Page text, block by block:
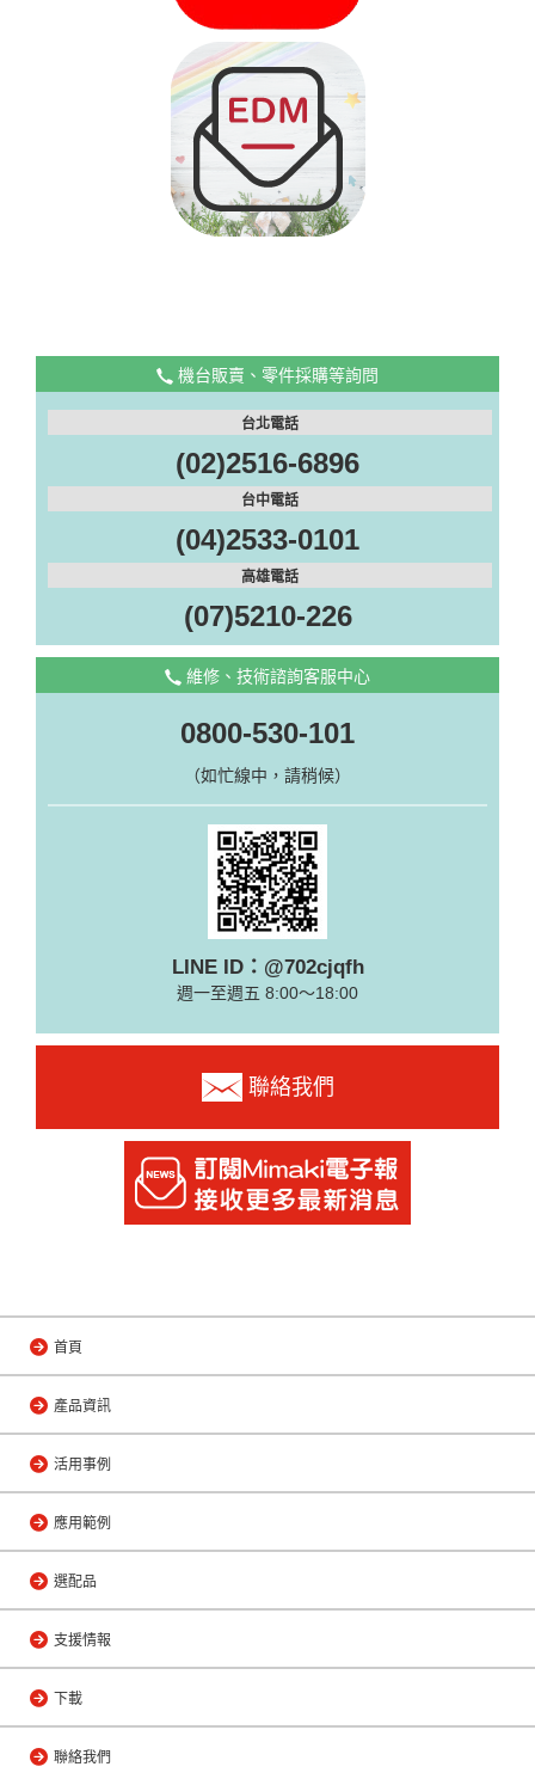
機台販賣、零件採購等詢問
台北電話
(02)2516-6896
台中電話
(04)2533-0101
高雄電話
(07)5210-226
維修、技術諮詢客服中心
0800-530-101
（如忙線中，請稍候）
LINE ID：@702cjqfh
週一至週五 8:00～18:00
聯絡我們
首頁
產品資訊
活用事例
應用範例
選配品
支援情報
下載
聯絡我們